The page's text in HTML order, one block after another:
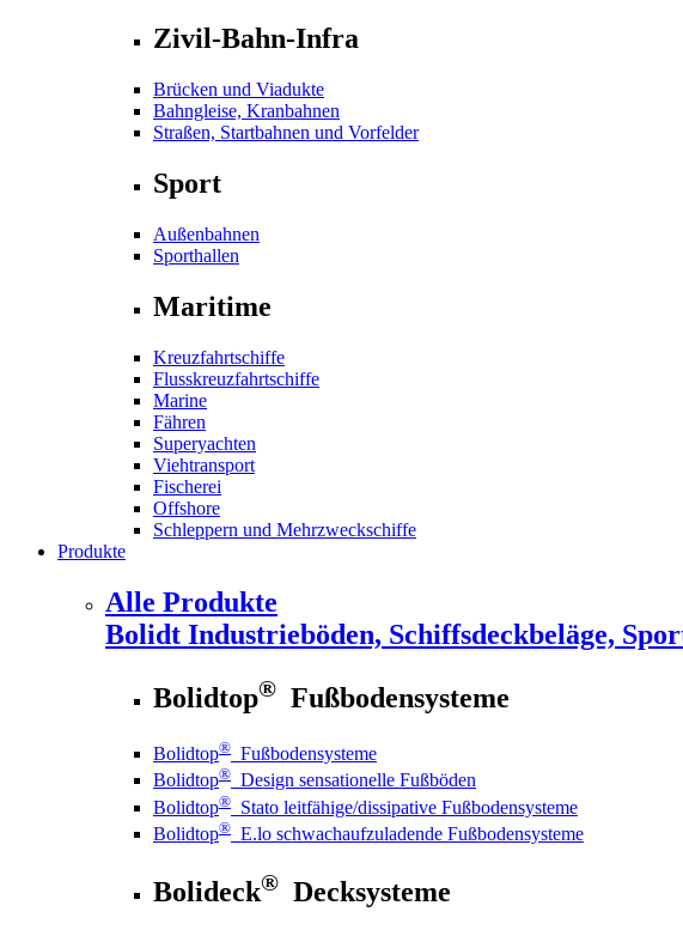
Zivil-Bahn-Infra
Brücken und Viadukte
Bahngleise, Kranbahnen
Straßen, Startbahnen und Vorfelder
Sport
Außenbahnen
Sporthallen
Maritime
Kreuzfahrtschiffe
Flusskreuzfahrtschiffe
Marine
Fähren
Superyachten
Viehtransport
Fischerei
Offshore
Schleppern und Mehrzweckschiffe
Produkte
Alle Produkte
Bolidt Industrieböden, Schiffsdeckbeläge,
Bolidtop® Fußbodensysteme
Bolidtop® Fußbodensysteme
Bolidtop® Design sensationelle Fußböden
Bolidtop® Stato leitfähige/dissipative Fußbodensysteme
Bolidtop® E.lo schwachaufzuladende Fußbodensysteme
Bolideck® Decksysteme